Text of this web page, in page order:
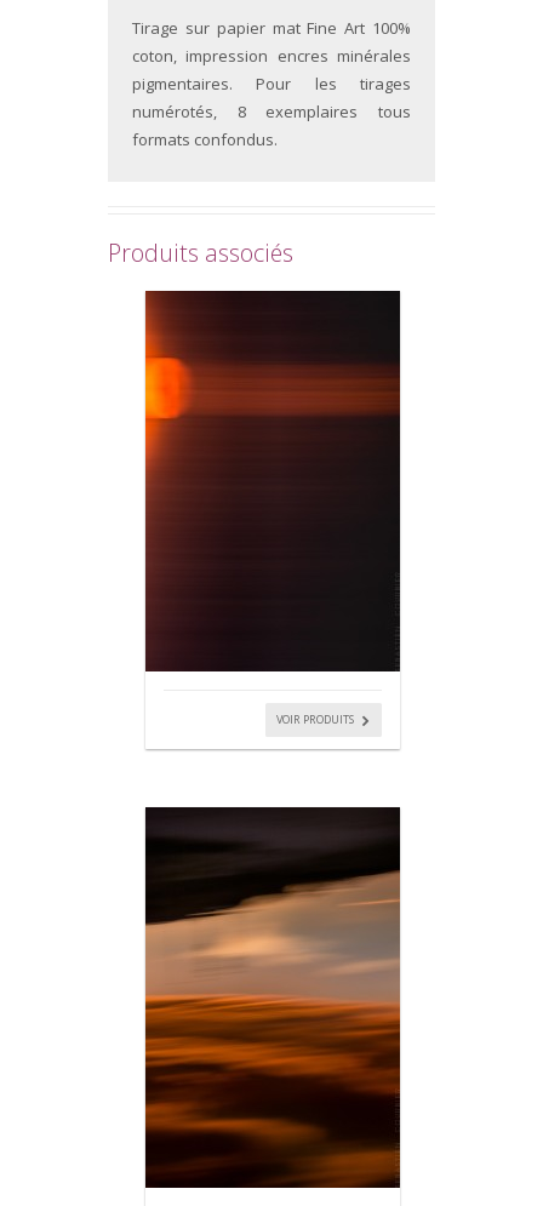
Tirage sur papier mat Fine Art 100%
coton, impression encres minérales
pigmentaires. Pour les tirages
numérotés, 8 exemplaires tous
formats confondus.
Produits associés
VOIR PRODUITS